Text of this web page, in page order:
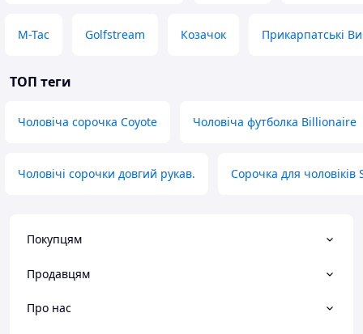
M-Tac Golfstream Козачок Прикарпатські
ТОП теги
Чоловіча сорочка Coyote Чоловіча футболка Billionaire
Чоловічі сорочки довгий рукав. Сорочка для чоловіків
Покупцям
Продавцям
Про нас